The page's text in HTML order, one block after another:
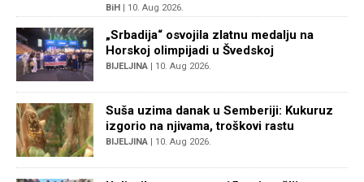
BiH | 10. Aug 2026.
„Srbadija“ osvojila zlatnu medalju na
Horskoj olimpijadi u Švedskoj
BIJELJINA | 10. Aug 2026.
Suša uzima danak u Semberiji: Kukuruz
izgorio na njivama, troškovi rastu
BIJELJINA | 10. Aug 2026.